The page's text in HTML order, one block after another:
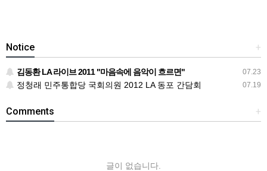
+
Notice
07.23
김동환 LA 라이브 2011 "마음속에 음악이 흐르면"
07.19
정청래 민주통합당 국회의원 2012 LA 동포 간담회
+
Comments
글이 없습니다.